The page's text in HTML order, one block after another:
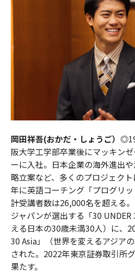
岡田祥吾(おかだ・しょうご）◎
阪大学工学部卒業後にマッキン
ーに入社。日本企業の海外進出
略立案など、多くのプロジェク
年に英語コーチング「プログリ
計受講者数は26,000名を超える
ジャパンが選出する「30
える日本の30歳未満30人）に、
30 Asia」（世界を変えるアジア
された。2022年東京証券取引所
果たす。